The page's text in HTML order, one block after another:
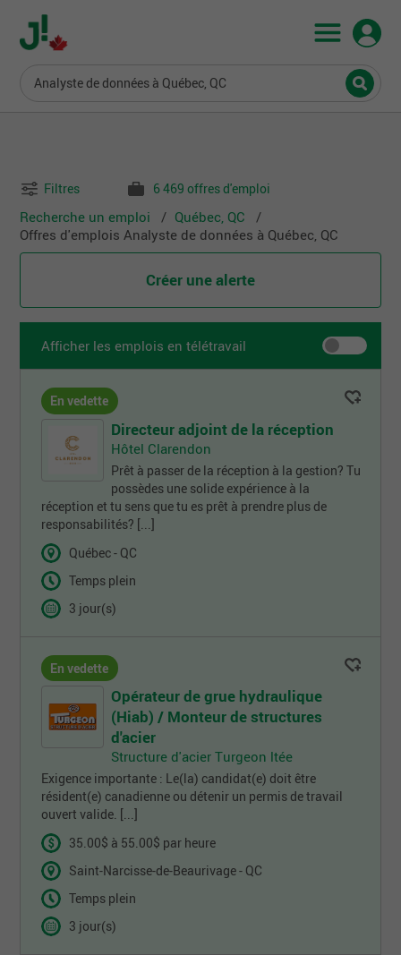
Analyste de données à Québec, QC
Filtres 6 469 offres d'emploi
Recherche un emploi
Québec, QC
Offres d'emplois Analyste de données à Québec, QC
Créer une alerte
Afficher les emplois en télétravail
En vedette
Directeur adjoint de la réception
Hôtel Clarendon
Prêt à passer de la réception à la gestion? Tu
possèdes une solide expérience à la
réception et tu sens que tu es prêt à prendre plus de
responsabilités? [...]
Québec - QC
Temps plein
3 jour(s)
En vedette
Opérateur de grue hydraulique
(Hiab) / Monteur de structures
d'acier
Structure d'acier Turgeon ltée
Exigence importante : Le(la) candidat(e) doit être
résident(e) canadienne ou détenir un permis de travail
ouvert valide. [...]
35.00$ à 55.00$ par heure
Saint-Narcisse-de-Beaurivage - QC
Temps plein
3 jour(s)